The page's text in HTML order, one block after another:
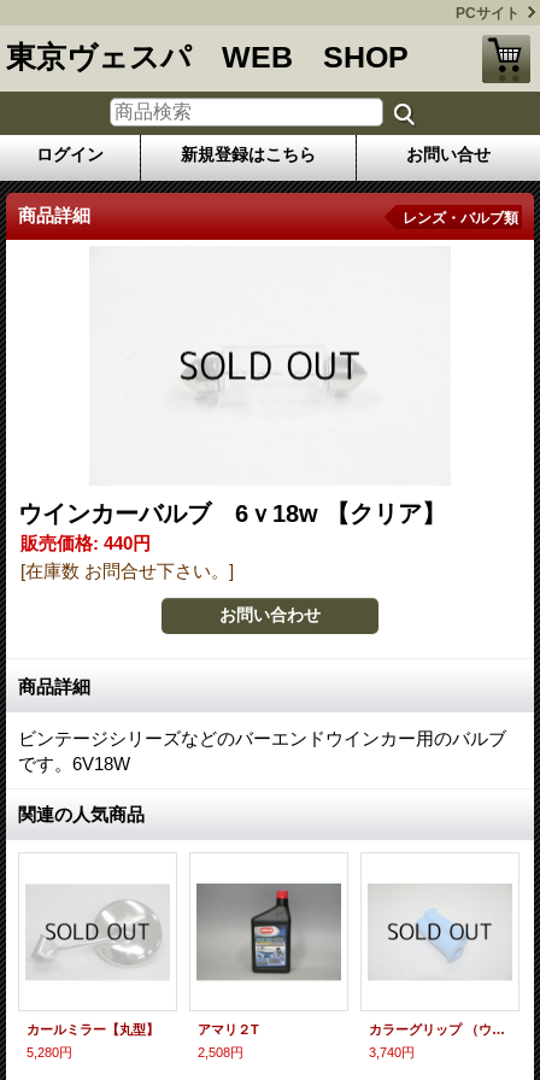
PCサイト
東京ヴェスパ WEB SHOP
ログイン 新規登録はこちら お問い合せ
商品詳細 レンズ・バルブ類
ウインカーバルブ 6ｖ18w 【クリア】
販売価格: 440円
[在庫数 お問合せ下さい。]
商品詳細
ビンテージシリーズなどのバーエンドウインカー用のバルブ
です。6V18W
関連の人気商品
カールミラー【丸型】
5,280円
アマリ２T
2,508円
カラーグリップ （ウインカー有り） 24Φ【ブルー】
3,740円